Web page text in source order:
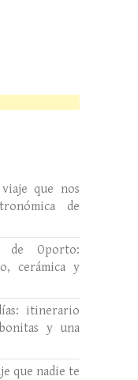
que nos
de
de Oporto:
cerámica y
itinerario
y una
que nadie te